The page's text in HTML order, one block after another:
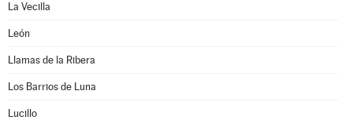
La Vecilla
León
Llamas de la Ribera
Los Barrios de Luna
Lucillo